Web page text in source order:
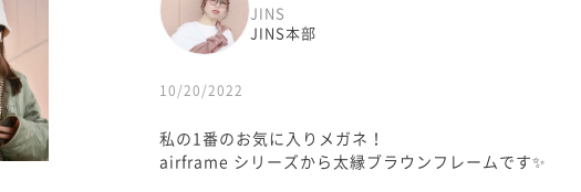
JINS
JINS本部
10/20/2022
私の1番のお気に入りメガネ！
airframe シリーズから太縁ブラウンフレームです✨